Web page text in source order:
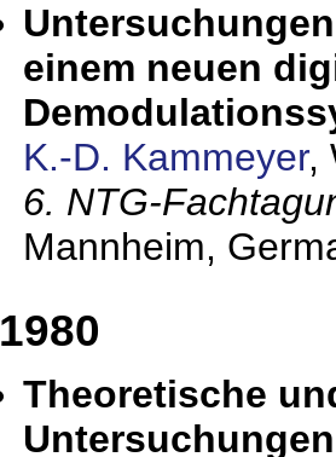
einem neuen
K.-D. Kammeyer,
6. NTG-
Mannheim,
1980
Theoretische